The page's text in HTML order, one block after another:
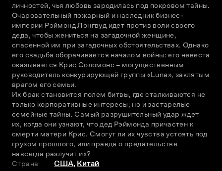
личностей, чья любовь зародилась под покровом тайны.
Очаровательный пожарный и наследник бизнес-
империи Рэймонд Лонгвуд идет против воли своего
деда, чтобы жениться на загадочной женщине,
спасенной им при загадочных обстоятельствах. Однако
его свадьба оборачивается началом войны: его невеста
оказывается Крис Соломонс – могущественным
руководитель конкурирующей группы «Luna», заклятым
врагом его семьи.
Их брак становится полем битвы, где сталкиваются не
только корпоративные интересы, но и застарелые
семейные тайны. Самый разрушительный удар ждет
их, когда они узнают, что дед Рэймонда причастен к
смерти матери Крис. Смогут ли их чувства устоять под
грузом прошлого, или правда о предательстве
навсегда разлучит их?
Страна
США, Китай